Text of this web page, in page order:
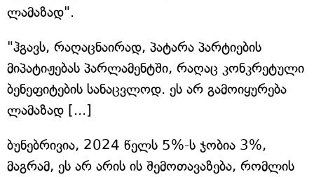
ლამაზად".
"ჰგავს, რაღაცნაირად, პატარა პარტიების
მიპატიჟებას პარლამენტში, რაღაც კონკრეტული
ბენეფიტების სანაცვლოდ. ეს არ გამოიყურება
ლამაზად [...]
ბუნებრივია, 2024 წელს 5%-ს ჯობია 3%,
მაგრამ, ეს არ არის ის შემოთავაზება, რომლის